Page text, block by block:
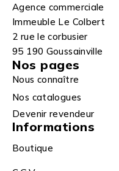
Agence commerciale
Immeuble Le Colbert
2 rue le corbusier
95 190 Goussainville
Nos pages
Nous connaître
Nos catalogues
Devenir revendeur
Informations
Boutique